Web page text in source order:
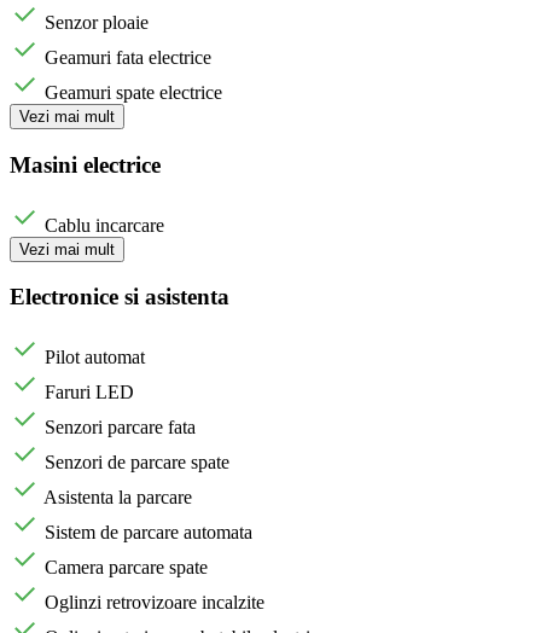
Senzor ploaie
Geamuri fata electrice
Geamuri spate electrice
Vezi mai mult
Masini electrice
Cablu incarcare
Vezi mai mult
Electronice si asistenta
Pilot automat
Faruri LED
Senzori parcare fata
Senzori de parcare spate
Asistenta la parcare
Sistem de parcare automata
Camera parcare spate
Oglinzi retrovizoare incalzite